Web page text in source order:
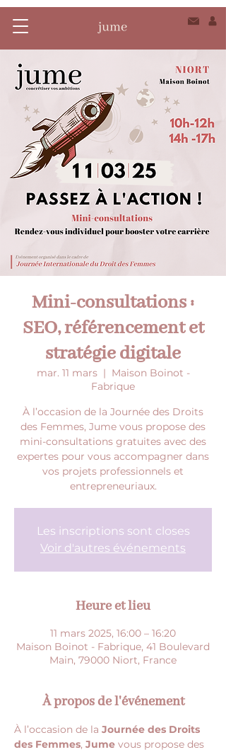
Mini-consultations :
SEO, référencement et
stratégie digitale
mar. 11 mars
  |
Maison Boinot -
Fabrique
À l’occasion de la Journée des Droits
des Femmes, Jume vous propose des
mini-consultations gratuites avec des
expertes pour vous accompagner dans
vos projets professionnels et
entrepreneuriaux.
Les inscriptions sont closes
Voir d'autres événements
Heure et lieu
11 mars 2025, 16:00 – 16:20
Maison Boinot - Fabrique, 41 Boulevard
Main, 79000 Niort, France
À propos de l'événement
À l’occasion de la Journée des Droits
des Femmes, Jume vous propose des